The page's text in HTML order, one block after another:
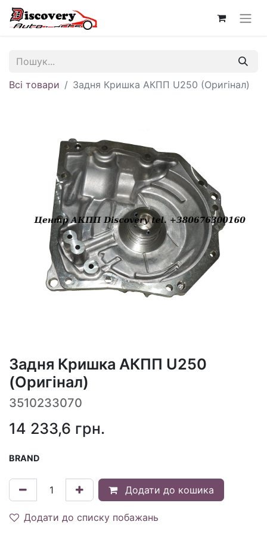
Всі товари Задня Кришка АКПП U250 (Оригінал)
Задня Кришка АКПП U250
(Оригінал)
3510233070
14 233,6 грн.
BRAND
Додати до кошика
Додати до списку побажань